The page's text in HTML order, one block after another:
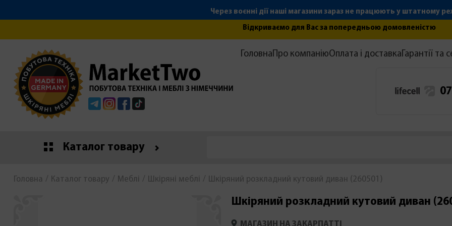
Через воєнні дії наші магазини зараз не працюють у штатному
Відкриваємо для Вас за попередньою домовленістю
TelegramInstagramFacebook
ГоловнаПро компаніюОплата і доставкаГарантії та
Каталог товару
Головна Каталог товару Меблі Шкіряні меблі Шкіряний розкладний кутовий диван (260501)
Шкіряний розкладний кутовий диван